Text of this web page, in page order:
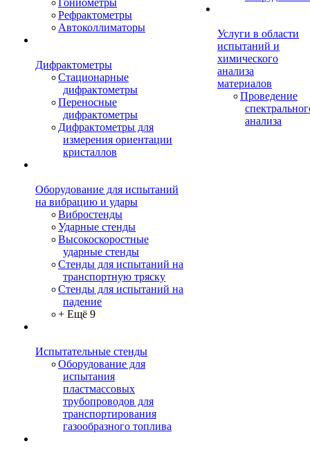
Гониометры
Рефрактометры
Автоколлиматоры
Дифрактометры
Стационарные
дифрактометры
Переносные
дифрактометры
Дифрактометры для
измерения ориентации
кристаллов
Оборудование для испытаний
на вибрацию и удары
Вибростенды
Ударные стенды
Высокоскоростные
ударные стенды
Стенды для испытаний на
транспортную тряску
Стенды для испытаний на
падение
+ Ещё 9
Испытательные стенды
Оборудование для
испытания
пластмассовых
трубопроводов для
транспортирования
газообразного топлива
Услуги в области
испытаний и
химического
анализа
материалов
Проведение
анализа